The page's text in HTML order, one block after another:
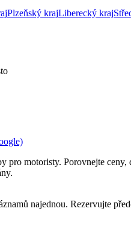
Plzeňský krajLiberecký kraj
pro motoristy. Porovnejte
najednou. Rezervujte